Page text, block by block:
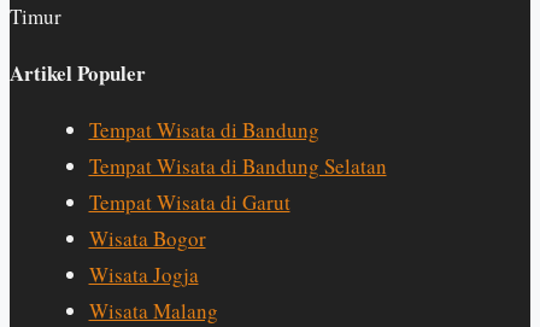
Timur
Artikel Populer
Tempat Wisata di Bandung
Tempat Wisata di Bandung Selatan
Tempat Wisata di Garut
Wisata Bogor
Wisata Jogja
Wisata Malang